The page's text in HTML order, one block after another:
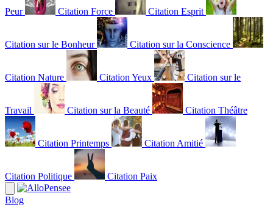
Peur Citation Force Citation Esprit
Citation sur le Bonheur Citation sur la Conscience
Citation Nature Citation Yeux Citation sur le
Travail Citation sur la Beauté Citation Théâtre
Citation Printemps Citation Amitié
Citation Politique Citation Paix
Blog